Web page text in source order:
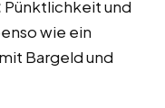
Pünktlichkeit und
wie ein
Bargeld und